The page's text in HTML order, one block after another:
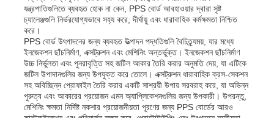
বাড়ি
পণ্য
আমাদের সম্পর্কে
যন্ত্রপাতিগুলিতে ব্যবহৃত হোক না কেন, PPS বোর্ড আবহাওয়ার দ্বারা সৃষ্ট
চ্যালেঞ্জগুলি নির্ভরযোগ্যভাবে সহ্য করে, দীর্ঘায়ু এবং ধারাবাহিক কর্মক্ষমতা নিশ্চিত
করে।
PPS বোর্ড উৎপাদনের জন্য ব্যবহৃত উত্পাদন পদ্ধতিগুলি বৈচিত্র্যময়, যার মধ্যে
ইনজেকশন ছাঁচনির্মাণ, এক্সট্রুশন এবং মেশিনিং অন্তর্ভুক্ত। ইনজেকশন ছাঁচনির্মাণ
উচ্চ নির্ভুলতা এবং পুনরাবৃত্তি সহ জটিল আকার তৈরি করার অনুমতি দেয়, যা এটিকে
জটিল উপাদানগুলির জন্য উপযুক্ত করে তোলে। এক্সট্রুশন ধারাবাহিক ক্রস-সেকশন
সহ অবিচ্ছিন্ন প্রোফাইল তৈরি করার একটি সাশ্রয়ী উপায় সরবরাহ করে, যা অভিন্ন
পুরুত্ব এবং আকারের প্রয়োজন এমন অ্যাপ্লিকেশনগুলির জন্য উপকারী। উপরন্তু,
মেশিনিং ক্ষমতা নির্দিষ্ট নকশার প্রয়োজনীয়তা পূরণের জন্য PPS বোর্ডের আরও